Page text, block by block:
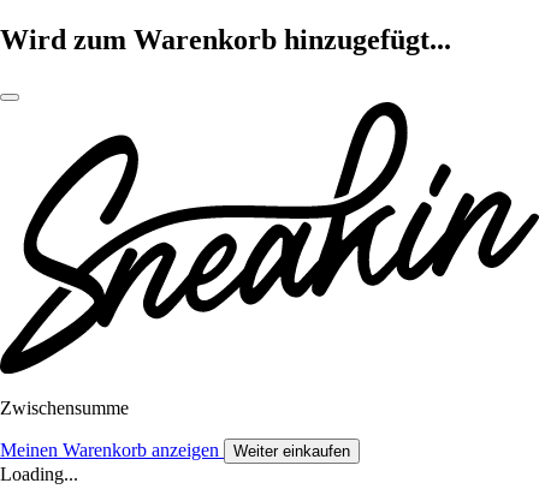
Wird zum Warenkorb hinzugefügt...
Zwischensumme
Meinen Warenkorb anzeigen Weiter einkaufen
Loading...